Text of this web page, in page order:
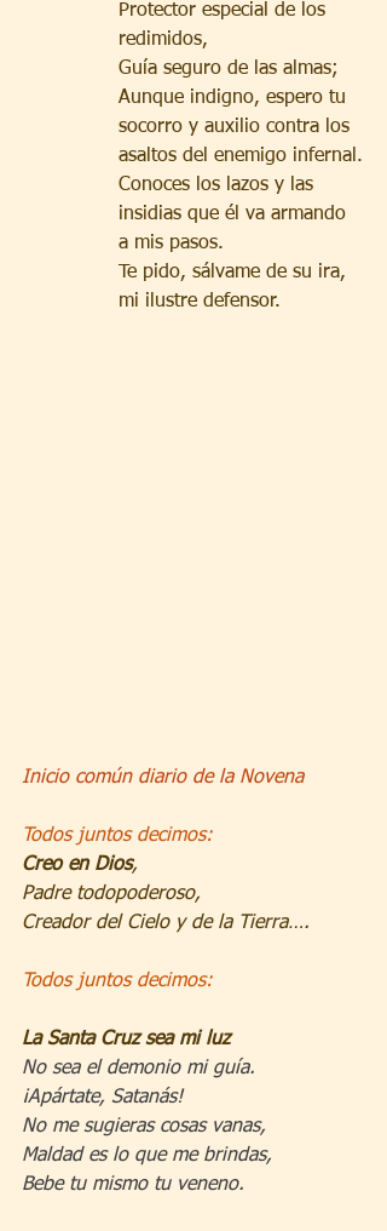
Protector especial de los
redimidos,
Guía seguro de las almas;
Aunque indigno, espero tu
socorro y auxilio contra los
asaltos del enemigo infernal.
Conoces los lazos y las
insidias que él va armando
a mis pasos.
Te pido, sálvame de su ira,
mi ilustre defensor.
Inicio común diario de la Novena
Todos juntos decimos:
Creo en Dios,
Padre todopoderoso,
Creador del Cielo y de la Tierra….
Todos juntos decimos:
La Santa Cruz sea mi luz
No sea el demonio mi guía.
¡Apártate, Satanás!
No me sugieras cosas vanas,
Maldad es lo que me brindas,
Bebe tu mismo tu veneno.